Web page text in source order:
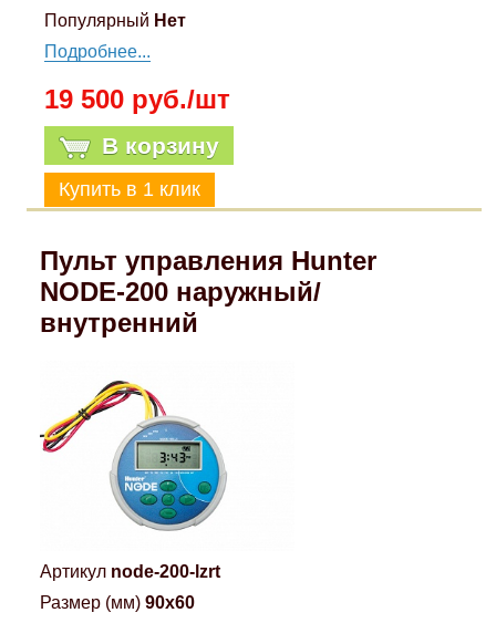
Популярный Нет
Подробнее...
19 500 руб./шт
В корзину
Пульт управления Hunter
NODE-200 наружный/
внутренний
Артикул node-200-lzrt
Размер (мм) 90x60